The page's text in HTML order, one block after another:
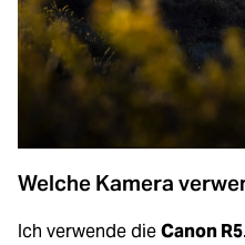
Welche Kamera
Ich verwende dieCanon R5